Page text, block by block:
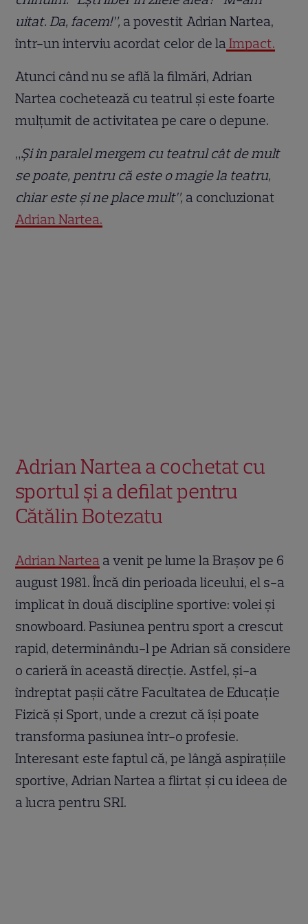
uitat. Da, facem!”, a povestit Adrian Nartea,
într-un interviu acordat celor de laImpact.
Atunci când nu se află la filmări, Adrian
Nartea cochetează cu teatrul și este foarte
mulțumit de activitatea pe care o depune.
„Și în paralel mergem cu teatrul cât de mult
se poate, pentru că este o magie la teatru,
chiar este și ne place mult”, a concluzionat
Adrian Nartea.
Adrian Nartea a cochetat cu
sportul și a defilat pentru
Cătălin Botezatu
Adrian Nartea a venit pe lume la Brașov pe 6
august 1981. Încă din perioada liceului, el s-a
implicat în două discipline sportive: volei și
snowboard. Pasiunea pentru sport a crescut
rapid, determinându-l pe Adrian să considere
o carieră în această direcție. Astfel, și-a
îndreptat pașii către Facultatea de Educație
Fizică și Sport, unde a crezut că își poate
transforma pasiunea într-o profesie.
Interesant este faptul că, pe lângă aspirațiile
sportive, Adrian Nartea a flirtat și cu ideea de
a lucra pentru SRI.